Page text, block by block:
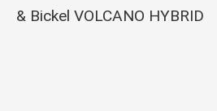
& Bickel VOLCANO HYBRID